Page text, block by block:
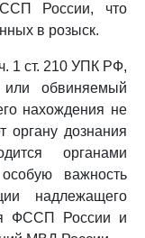
России, что
в розыск.
1 ст. 210 УПК РФ,
обвиняемый
нахождения не
органу дознания
органами
важность
надлежащего
ФССП России и